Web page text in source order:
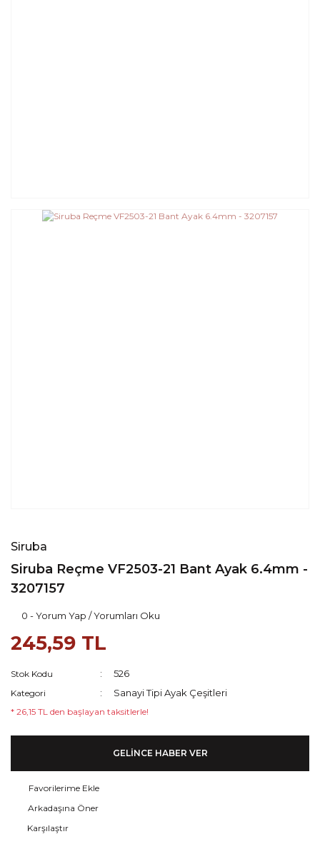
Siruba
Siruba Reçme VF2503-21 Bant Ayak 6.4mm -
3207157
0 - Yorum Yap / Yorumları Oku
245,59 TL
Stok Kodu 526
Kategori Sanayi Tipi Ayak Çeşitleri
* 26,15 TL den başlayan taksitlerle!
GELİNCE HABER VER
Arkadaşına Öner
Karşılaştır